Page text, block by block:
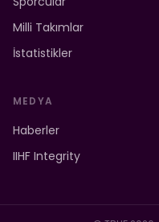
Milli Takımlar
İstatistikler
MEDYA
Haberler
IIHF Integrity